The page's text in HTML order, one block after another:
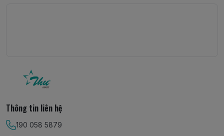
Thông tin liên hệ
190 058 5879